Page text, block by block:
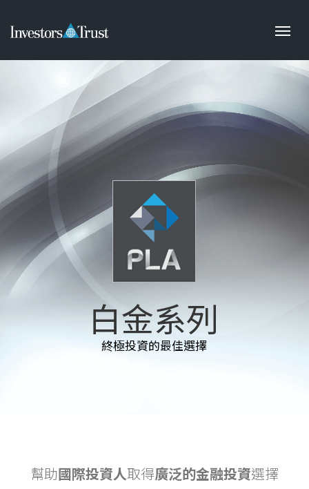
白金系列
終極投資的最佳選擇
幫助國際投資人取得廣泛的金融投資選擇